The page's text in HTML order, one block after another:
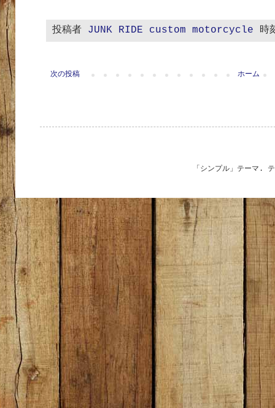
投稿者 JUNK RIDE custom motorcycle
次の投稿 ホーム
「シンプル」テーマ.